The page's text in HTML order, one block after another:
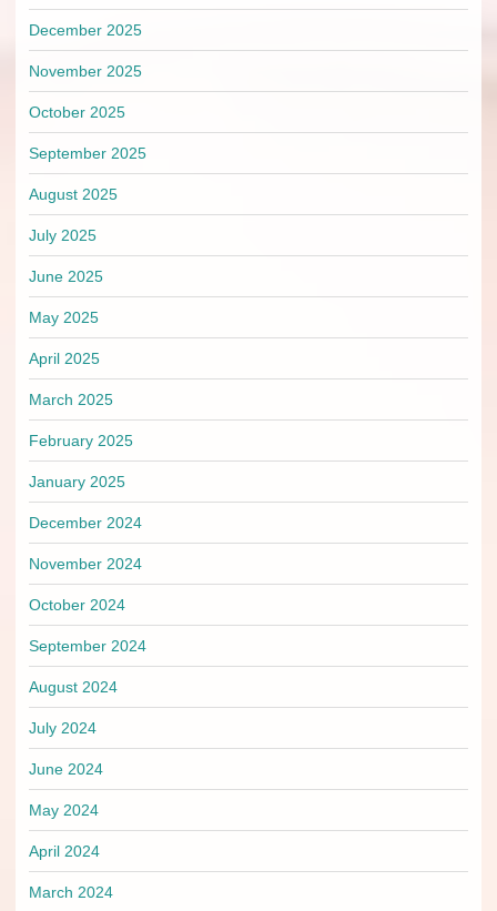
December 2025
November 2025
October 2025
September 2025
August 2025
July 2025
June 2025
May 2025
April 2025
March 2025
February 2025
January 2025
December 2024
November 2024
October 2024
September 2024
August 2024
July 2024
June 2024
May 2024
April 2024
March 2024